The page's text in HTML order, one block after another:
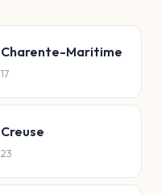
Charente-Maritime
17
Creuse
23